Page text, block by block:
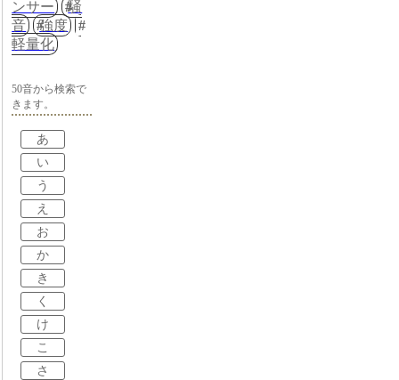
ンサー
騒
音
強度
軽量化
50音から検索で
きます。
あ
い
う
え
お
か
き
く
け
こ
さ